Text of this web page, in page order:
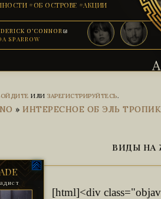
DERICK O’CONNOR&
SPARROW
#ОБ ОСТРОВЕ #АКЦИИ
стезю, ступай по ней, гордо неся статус
поставят на колени. Помни, ад на
ИЛИЗАРЕГИСТРИРУЙТЕСЬ.
»ИНТЕРЕСНОЕ ОБ ЭЛЬ
ВИДЫ НА
[html]<div